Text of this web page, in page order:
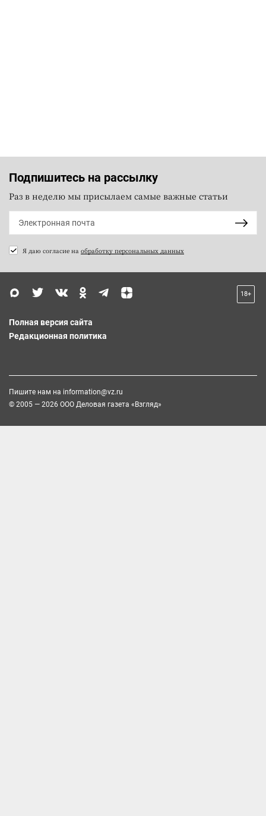
Подпишитесь на рассылку
Раз в неделю мы присылаем самые важные статьи
Я даю согласие на обработку персональных данных
18+
Полная версия сайта
Редакционная политика
Пишите нам на information@vz.ru
© 2005 — 2026 ООО Деловая газета «Взгляд»